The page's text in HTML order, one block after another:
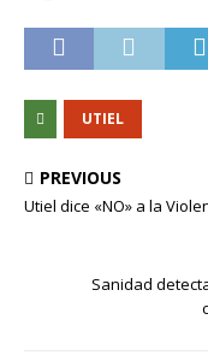
UTIEL
PREVIOUS
Utiel dice «NO» a la
Sanidad